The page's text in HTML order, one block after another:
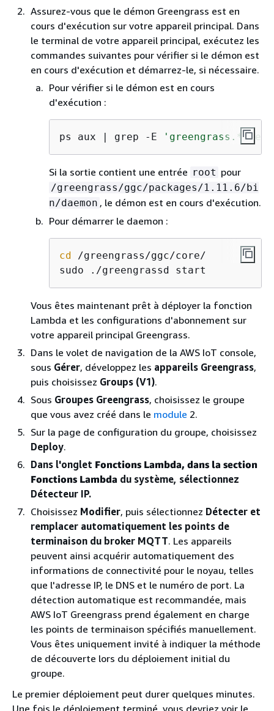
Assurez-vous que le démon Greengrass est en
cours d'exécution sur votre appareil principal. Dans
le terminal de votre appareil principal, exécutez les
commandes suivantes pour vérifier si le démon est
en cours d'exécution et démarrez-le, si nécessaire.
Pour vérifier si le démon est en cours
d'exécution :
ps aux | grep -E
Si la sortie contient une entrée root pour
/greengrass/ggc/packages/1.11.6/bi
n/daemon , le démon est en cours d'exécution.
Pour démarrer le daemon :
cd /greengrass/ggc/core/
sudo ./greengrassd start
Vous êtes maintenant prêt à déployer la fonction
Lambda et les configurations d'abonnement sur
votre appareil principal Greengrass.
Dans le volet de navigation de la AWS IoT console,
sous Gérer, développez les appareils Greengrass,
puis choisissez Groups (V1).
Sous Groupes Greengrass, choisissez le groupe
que vous avez créé dans le module 2.
Sur la page de configuration du groupe, choisissez
Deploy.
Dans l'onglet Fonctions Lambda, dans la section
Fonctions Lambda du système, sélectionnez
Détecteur IP.
Choisissez Modifier, puis sélectionnez Détecter et
remplacer automatiquement les points de
terminaison du broker MQTT. Les appareils
peuvent ainsi acquérir automatiquement des
informations de connectivité pour le noyau, telles
que l'adresse IP, le DNS et le numéro de port. La
détection automatique est recommandée, mais
AWS IoT Greengrass prend également en charge
les points de terminaison spécifiés manuellement.
Vous êtes uniquement invité à indiquer la méthode
de découverte lors du déploiement initial du
groupe.
Le premier déploiement peut durer quelques minutes.
Une fois le déploiement terminé, vous devriez voir le